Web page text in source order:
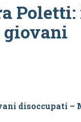
giovani
disoccupati –